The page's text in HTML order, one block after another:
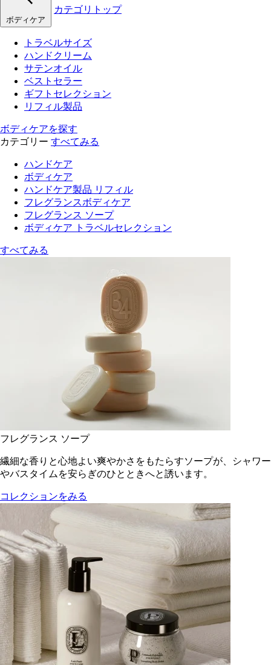
ボディケア
カテゴリトップ
トラベルサイズ
ハンドクリーム
サテンオイル
ベストセラー
ギフトセレクション
リフィル製品
ボディケアを探す
カテゴリー すべてみる
ハンドケア
ボディケア
ハンドケア製品 リフィル
フレグランスボディケア
フレグランス ソープ
ボディケア トラベルセレクション
すべてみる
フレグランス ソープ
繊細な香りと心地よい爽やかさをもたらすソープが、シャワー
やバスタイムを安らぎのひとときへと誘います。
コレクションをみる